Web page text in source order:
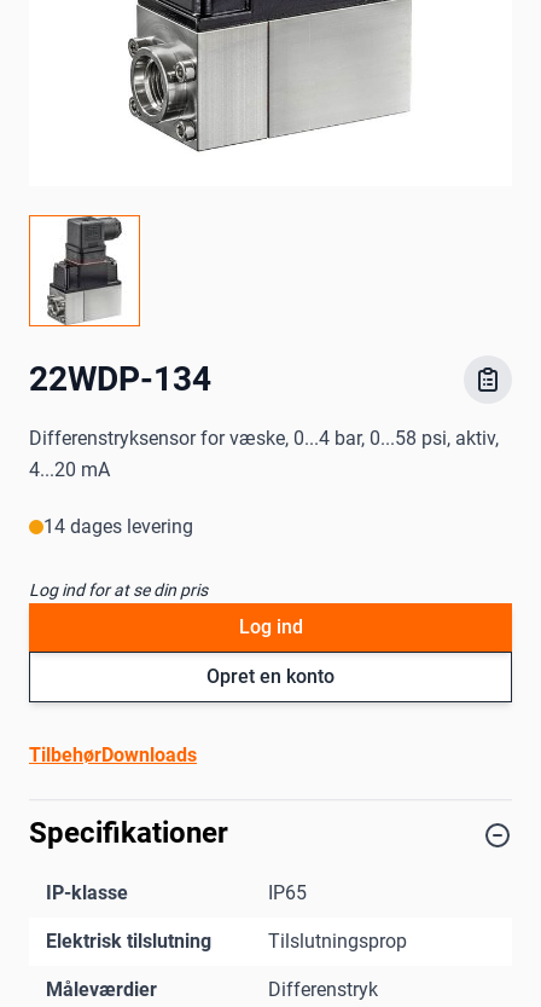
22WDP-134
Differenstryksensor for væske, 0...4 bar, 0...58 psi, aktiv,
4...20 mA
14 dages levering
Log ind for at se din pris
Opret en konto
Log ind
TilbehørDownloads
Specifikationer
IP-klasse IP65
Elektrisk tilslutning Tilslutningsprop
Måleværdier Differenstryk